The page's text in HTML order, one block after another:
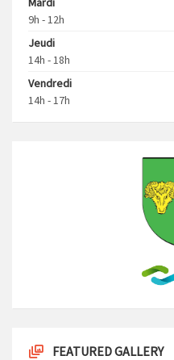
9h - 12h
Jeudi
14h - 18h
Vendredi
14h - 17h
FEATURED GALLERY